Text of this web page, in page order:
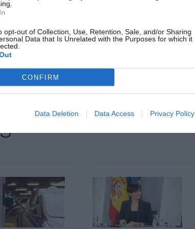
opt-out of Collection, Use, Retention, Sale, and/or Sharing
Data that Is Unrelated with the Purposes for which it
CONFIRM
Data Deletion Data Access Privacy Policy
i els 100 restants mitjançant
preferida de Google de forma
d'actualitat